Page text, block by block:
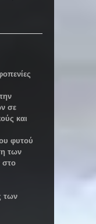
σε
και
φυτού
των
στο
των